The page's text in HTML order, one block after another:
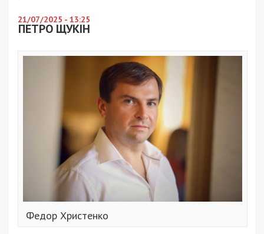
21/07/2025 - 13:25
ПЕТРО ЩУКІН
Федор Христенко